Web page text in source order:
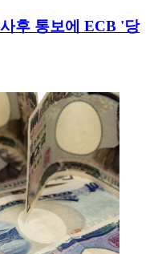
후 통보에 ECB '당